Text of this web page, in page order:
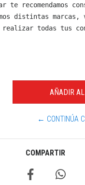
te
distintas
todas tus
← CONTINÚA
COMPARTIR